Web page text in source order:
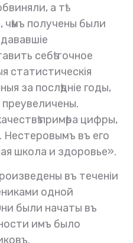
а тѣ
получены были
себѣ точное
статистическія
за послѣдніе годы,
преувеличены.
примѣра цифры,
въ его
школа и здоровье».
въ теченіи
одной
были начаты въ
имъ было